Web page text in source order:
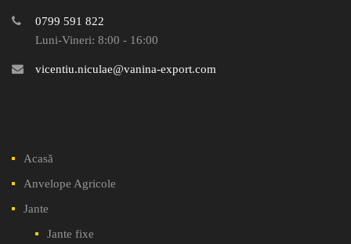
0799 591 822
Luni-Vineri: 8:00 - 16:00
vicentiu.niculae@vanina-export.com
Acasă
Anvelope Agricole
Jante
Jante fixe